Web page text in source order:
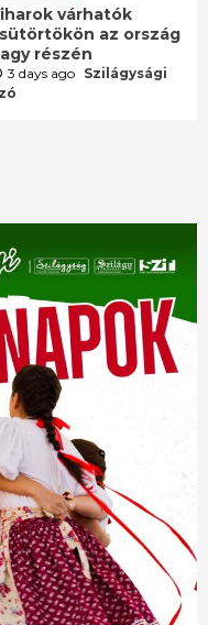
várhatók
az ország
részén
3 days ago Szilágysági